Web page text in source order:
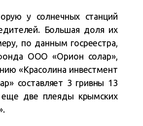
у солнечных станций
Большая доля их
по данным госреестра,
ООО «Орион солар»,
«Красолина инвестмент
составляет 3 гривны 13
две плеяды крымских